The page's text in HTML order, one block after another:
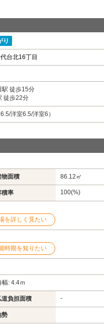
り
台北16丁目
駅 徒歩15分
徒歩22分
洋室6.5/洋室6）
物面積 86.12㎡
積率 100(%)
を詳しく見たい
時期を知りたい
: 4.4ｍ
道負担面積 -
勢